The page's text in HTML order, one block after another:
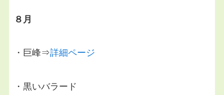
８月
・巨峰⇒詳細ページ
・黒いバラード